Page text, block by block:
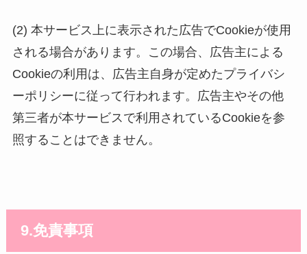
(2) 本サービス上に表示された広告でCookieが使用
される場合があります。この場合、広告主による
Cookieの利用は、広告主自身が定めたプライバシ
ーポリシーに従って行われます。広告主やその他
第三者が本サービスで利用されているCookieを参
照することはできません。
9.免責事項